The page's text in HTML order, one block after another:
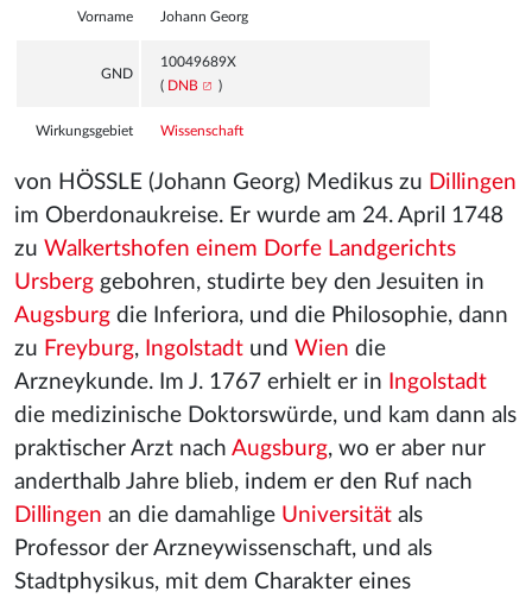
Vorname Johann Georg
GND
10049689X
( DNB )
Wirkungsgebiet Wissenschaft
von HÖSSLE (Johann Georg) Medikus zu Dillingen
im Oberdonaukreise. Er wurde am 24. April 1748
zu Walkertshofen einem Dorfe Landgerichts
Ursberg gebohren, studirte bey den Jesuiten in
Augsburg die Inferiora, und die Philosophie, dann
zu Freyburg, Ingolstadt und Wien die
Arzneykunde. Im J. 1767 erhielt er in
Ingolstadt
die medizinische Doktorswürde, und kam dann als
praktischer Arzt nach Augsburg, wo er aber nur
anderthalb Jahre blieb, indem er den Ruf nach
Dillingen an die damahlige Universität als
Professor der Arzneywissenschaft, und als
Stadtphysikus, mit dem Charakter eines